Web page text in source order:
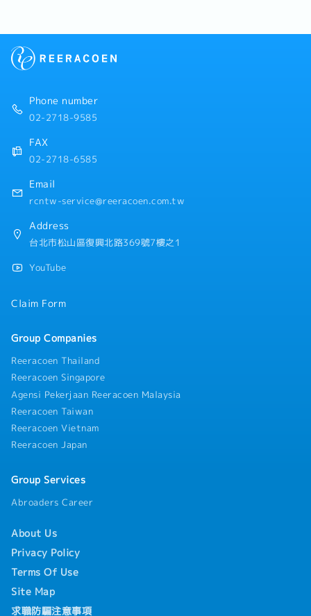
商品的相關知識也沒有問題・入職後，不會讓您在毫無準
備的情況下立刻獨自上場・有資深前輩以及日本專業鑑定
團隊的全力支援，即使是毫無經驗的新人也能輕鬆上手
【公司福利】
・有薪年假
・調薪、升遷制度（根據個人及公司業績）
・加班津貼
・婚喪慶弔慰問金、婚喪慶弔假
・職涯發展路徑 / 晉升管道
Phone number
02-2718-9585
FAX
02-2718-6585
Email
rcntw-service@reeracoen.com.tw
Address
台北市松山區復興北路369號7樓之1
YouTube
Claim Form
Group Companies
Reeracoen Thailand
Reeracoen Singapore
Agensi Pekerjaan Reeracoen Malaysia
Reeracoen Taiwan
Reeracoen Vietnam
Reeracoen Japan
Group Services
Abroaders Career
About Us
Privacy Policy
Terms Of Use
Site Map
求職防騙注意事項